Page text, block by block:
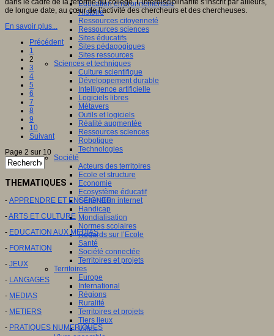
Education environnementale
Histoire
Ressources citoyenneté
Ressources sciences
Sites éducatifs
Sites pédagogiques
Sites ressources
Sciences et techniques
Culture scientifique
Développement durable
Intelligence artificielle
Logiciels libres
Métavers
Outils et logiciels
Réalité augmentée
Ressources sciences
Robotique
Technologies
Société
Acteurs des territoires
Ecole et structure
Economie
Ecosystème éducatif
Génération internet
Handicap
Mondialisation
Normes scolaires
Regards sur l’Ecole
Santé
Société connectée
Territoires et projets
Territoires
Europe
International
Régions
Ruralité
Territoires et projets
Tiers lieux
Villes
de longue date, au cœur de l’activité des chercheurs et des chercheuses.
En savoir plus...
Précédent
1
2
3
4
5
6
7
8
9
10
Suivant
Page 2 sur 10
THEMATIQUES
- APPRENDRE ET ENSEIGNER
-ARTS ET CULTURE
- EDUCATION AUX MEDIAS
- FORMATION
- JEUX
- LANGAGES
- MEDIAS
- METIERS
- PRATIQUES NUMERIQUES